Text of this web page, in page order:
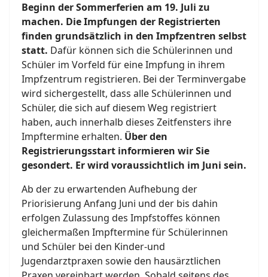
Beginn der Sommerferien am 19. Juli zu
machen. Die Impfungen der Registrierten
finden grundsätzlich in den Impfzentren selbst
statt. Dafür können sich die Schülerinnen und
Schüler im Vorfeld für eine Impfung in ihrem
Impfzentrum registrieren. Bei der Terminvergabe
wird sichergestellt, dass alle Schülerinnen und
Schüler, die sich auf diesem Weg registriert
haben, auch innerhalb dieses Zeitfensters ihre
Impftermine erhalten. Über den
Registrierungsstart informieren wir Sie
gesondert. Er wird voraussichtlich im Juni sein.
Ab der zu erwartenden Aufhebung der
Priorisierung Anfang Juni und der bis dahin
erfolgen Zulassung des Impfstoffes können
gleichermaßen Impftermine für Schülerinnen
und Schüler bei den Kinder-und
Jugendarztpraxen sowie den hausärztlichen